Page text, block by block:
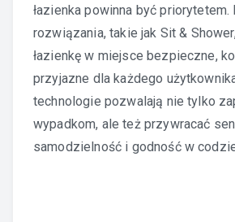
łazienka powinna być priorytetem.
rozwiązania, takie jak Sit &
łazienkę w miejsce bezpieczne,
przyjazne dla każdego
technologie pozwalają nie tylko
wypadkom, ale też przywracać
samodzielność i godność w